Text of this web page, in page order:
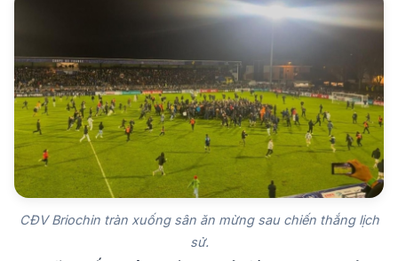
CĐV Briochin tràn xuống sân ăn mừng sau chiến thắng lịch
sử.